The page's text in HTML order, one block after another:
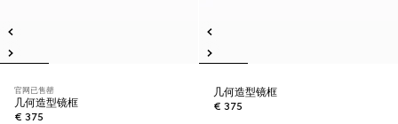
官网已售罄
几何造型镜框
€ 375
几何造型镜框
€ 375